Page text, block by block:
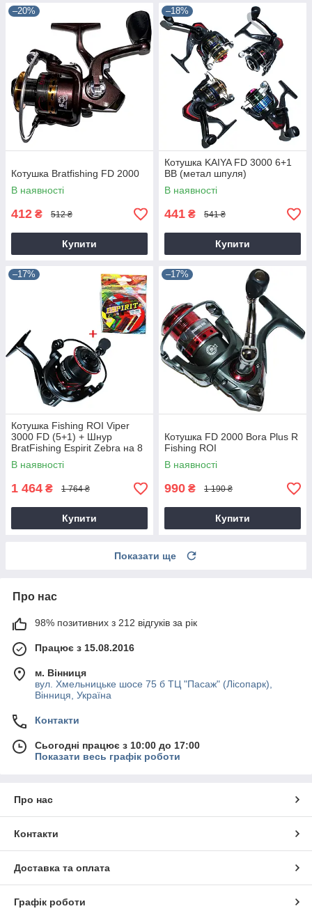
–20%
Котушка Bratfishing FD 2000
В наявності
412 ₴ 512 ₴
Купити
–18%
Котушка KAIYA FD 3000 6+1
BB (метал шпуля)
В наявності
441 ₴ 541 ₴
Купити
–17%
Котушка Fishing ROI Viper
3000 FD (5+1) + Шнур
BratFishing Espirit Zebra на 8
ниток
В наявності
1 464 ₴ 1 764 ₴
Купити
–17%
Котушка FD 2000 Bora Plus R
Fishing ROI
В наявності
990 ₴ 1 190 ₴
Купити
Показати ще
Про нас
98% позитивних з 212 відгуків за рік
Працює з 15.08.2016
м. Вінниця
вул. Хмельницьке шосе 75 б ТЦ "Пасаж" (Лісопарк),
Вінниця, Україна
Контакти
Сьогодні працює з 10:00 до 17:00
Показати весь графік роботи
Про нас
Контакти
Доставка та оплата
Графік роботи